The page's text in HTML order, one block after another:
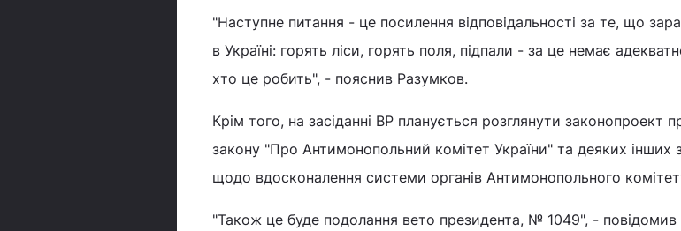
"Наступне питання - це посилення відповідальності за те, що
в Україні: горять ліси, горять поля, підпали - за це немає
хто це робить", - пояснив Разумков.
Крім того, на засіданні ВР планується розглянути законопроект
закону "Про Антимонопольний комітет України" та деяких інших
щодо вдосконалення системи органів Антимонопольного
"Також це буде подолання вето президента, № 1049", - повідомив